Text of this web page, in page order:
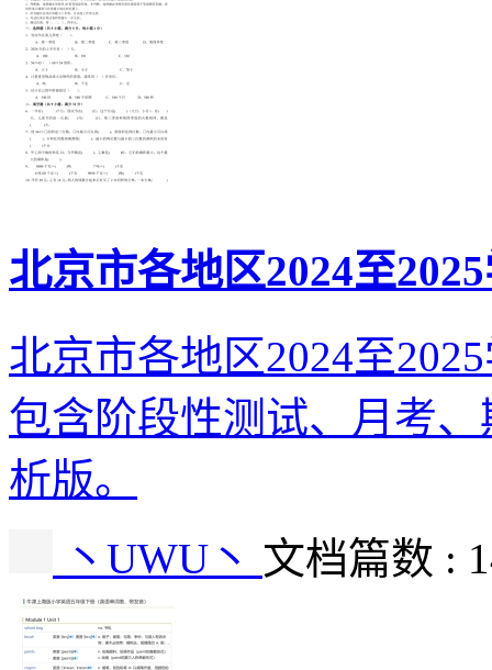
北京市各地区2024至
北京市各地区2024至
包含阶段性测试、月考
析版。
丶UWU丶 文档篇数 :